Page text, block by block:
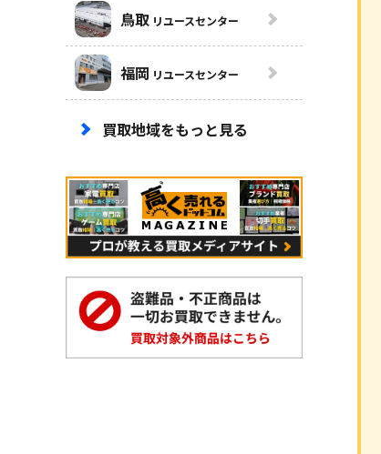
鳥取 リユースセンター
福岡 リユースセンター
買取地域をもっと見る